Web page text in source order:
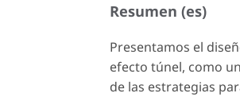
Resumen (es)
Presentamos el
efecto túnel, como
de las estrategias